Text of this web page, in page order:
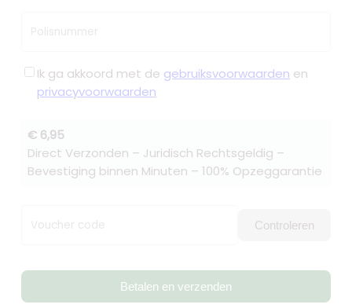
Polisnummer
Ik ga akkoord met de gebruiksvoorwaarden en
privacyvoorwaarden
€ 6,95
Direct Verzonden – Juridisch Rechtsgeldig –
Bevestiging binnen Minuten – 100% Opzeggarantie
Voucher code Controleren
Betalen en verzenden